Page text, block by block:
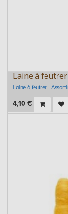
Laine à
Laine à feutrer -
4,10 €